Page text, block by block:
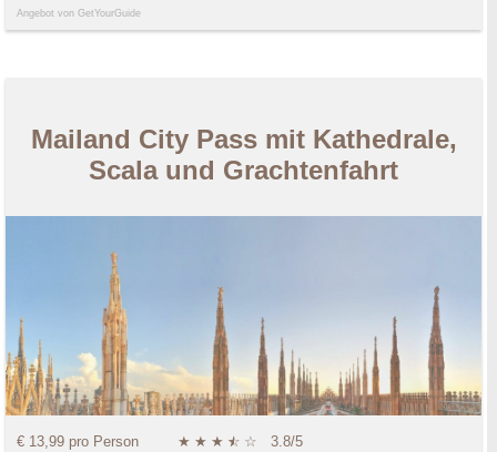
Angebot von GetYourGuide
Mailand City Pass mit Kathedrale,
Scala und Grachtenfahrt
€ 13,99 pro Person ★ ★ ★ ★
☆ ☆ 3.8/5